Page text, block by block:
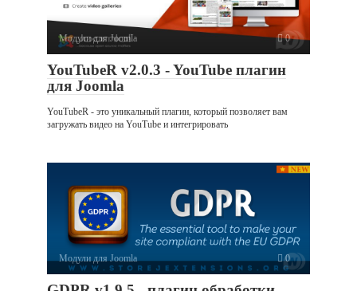
Модули для Joomla 0
YouTubeR v2.0.3 - YouTube плагин
для Joomla
YouTubeR - это уникальный плагин, который позволяет вам
загружать видео на YouTube и интегрировать
Модули для Joomla 0